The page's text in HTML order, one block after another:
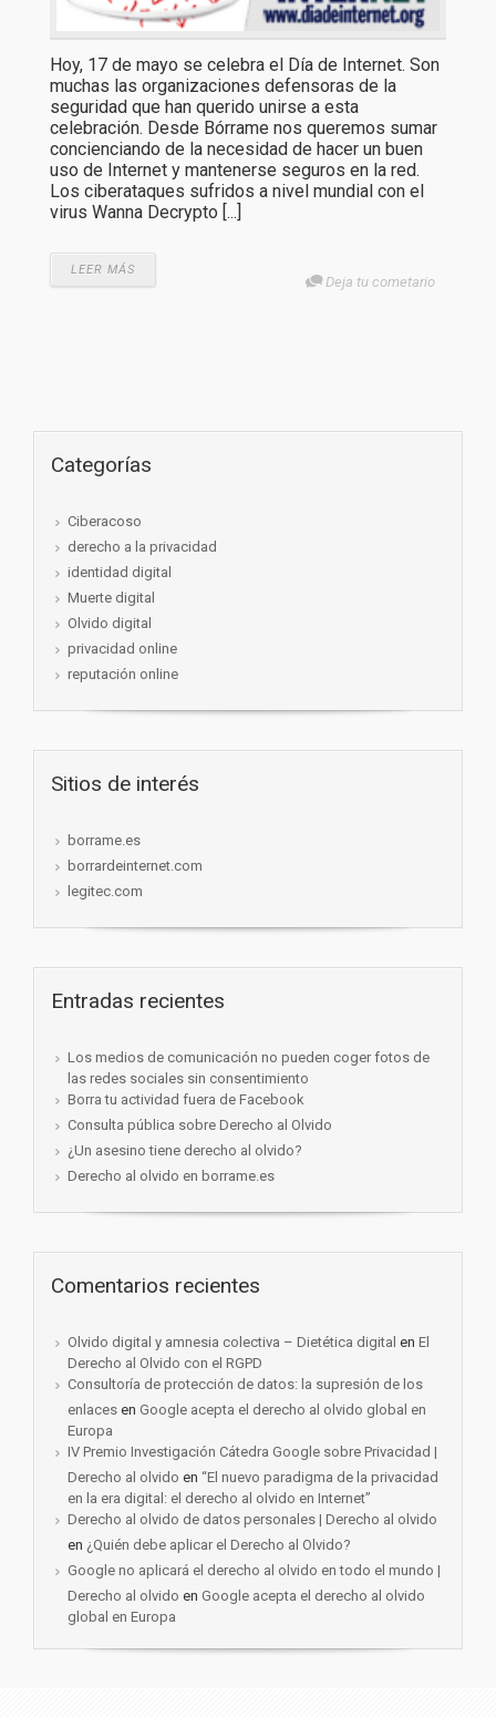
Hoy, 17 de mayo se celebra el Día de Internet. Son
muchas las organizaciones defensoras de la
seguridad que han querido unirse a esta
celebración. Desde Bórrame nos queremos sumar
concienciando de la necesidad de hacer un buen
uso de Internet y mantenerse seguros en la red.
Los ciberataques sufridos a nivel mundial con el
virus Wanna Decrypto [...]
LEER MÁS
Deja tu cometario
Categorías
Ciberacoso
derecho a la privacidad
identidad digital
Muerte digital
Olvido digital
privacidad online
reputación online
Sitios de interés
borrame.es
borrardeinternet.com
legitec.com
Entradas recientes
Los medios de comunicación no pueden coger fotos de
las redes sociales sin consentimiento
Borra tu actividad fuera de Facebook
Consulta pública sobre Derecho al Olvido
¿Un asesino tiene derecho al olvido?
Derecho al olvido en borrame.es
Comentarios recientes
Olvido digital y amnesia colectiva – Dietética digital en El
Derecho al Olvido con el RGPD
Consultoría de protección de datos: la supresión de los
enlaces en Google acepta el derecho al olvido global en
Europa
IV Premio Investigación Cátedra Google sobre Privacidad |
Derecho al olvido en “El nuevo paradigma de la privacidad
en la era digital: el derecho al olvido en Internet”
Derecho al olvido de datos personales | Derecho al olvido
en ¿Quién debe aplicar el Derecho al Olvido?
Google no aplicará el derecho al olvido en todo el mundo |
Derecho al olvido en Google acepta el derecho al olvido
global en Europa